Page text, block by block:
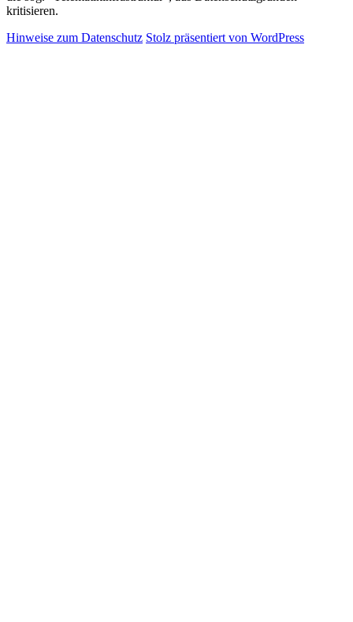
kritisieren.
Hinweise zum Datenschutz Stolz präsentiert von WordPress